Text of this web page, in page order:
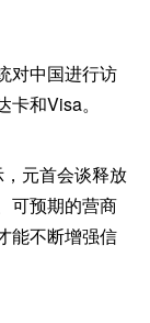
对中国进行访
和Visa。
元首会谈释放
可预期的营商
能不断增强信